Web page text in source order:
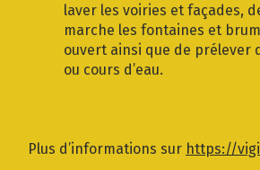
laver les voiries et façades,
marche les fontaines et
ouvert ainsi que de prélever
ou cours d’eau.
Plus d’informations sur https://